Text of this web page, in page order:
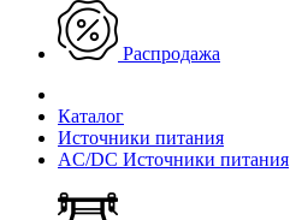
Распродажа
Каталог
Источники питания
AC/DC Источники питания